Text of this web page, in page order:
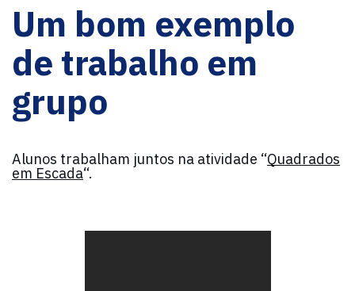
Um bom exemplo
de trabalho em
grupo
Alunos trabalham juntos na atividade “Quadrados
em Escada“.